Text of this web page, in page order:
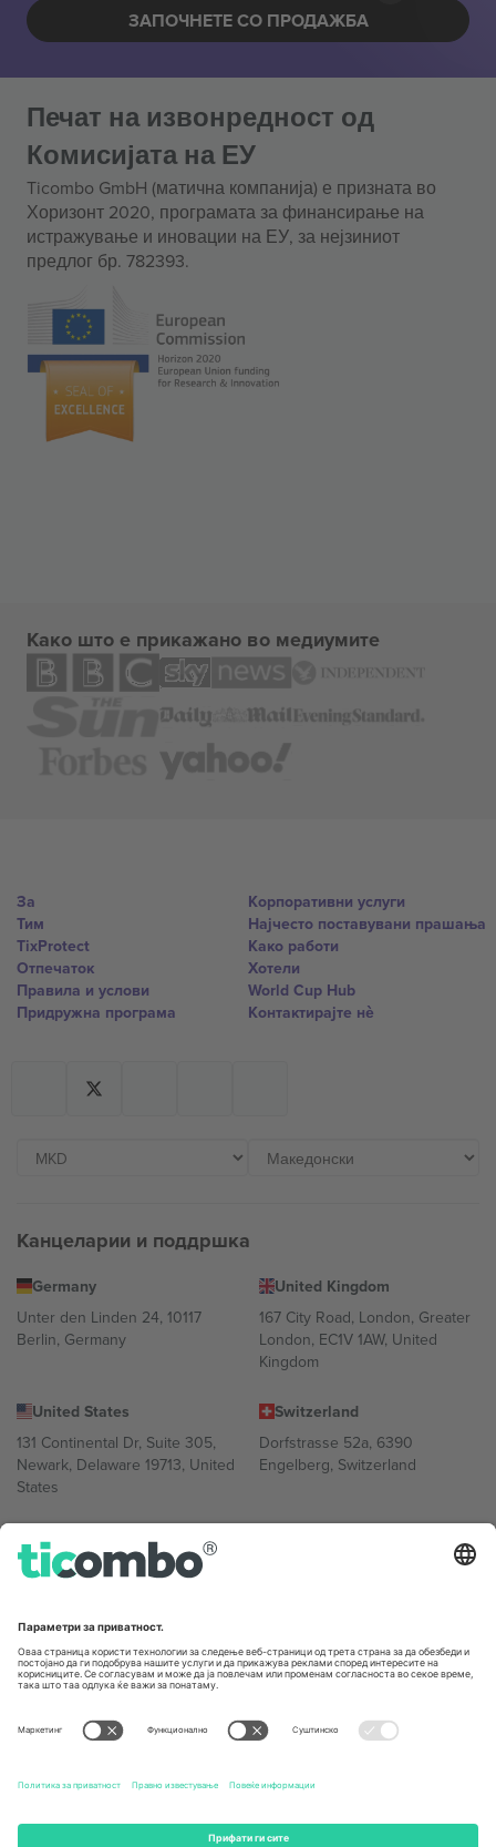
ЗАПОЧНЕТЕ СО ПРОДАЖБА
Печат на извонредност од
Комисијата на ЕУ
Ticombo GmbH (матична компанија) е призната во
Хоризонт 2020, програмата за финансирање на
истражување и иновации на ЕУ, за нејзиниот
предлог бр. 782393.
Како што е прикажано во медиумите
За
Тим
TixProtect
Отпечаток
Правила и услови
Придружна програма
Корпоративни услуги
Најчесто поставувани прашања
Како работи
Хотели
World Cup Hub
Контактирајте нѐ
Канцеларии и поддршка
Germany
Unter den Linden 24, 10117
Berlin, Germany
United Kingdom
167 City Road, London, Greater
London, EC1V 1AW, United
Kingdom
United States
131 Continental Dr, Suite 305,
Newark, Delaware 19713, United
States
Switzerland
Dorfstrasse 52a, 6390
Engelberg, Switzerland
Bulgaria
Regus Sofia City West, bul
UAE Dubai Silicon Oasis, DDP
Mexico
Av Chapultepec 360, Roma
Norte, Cuauhtémoc, 06700
Ciudad de México, CDMX,
разликува во зависност од локацијата, настанот и/или доменот.